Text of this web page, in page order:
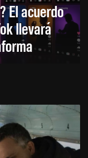
El acuerdo
llevará